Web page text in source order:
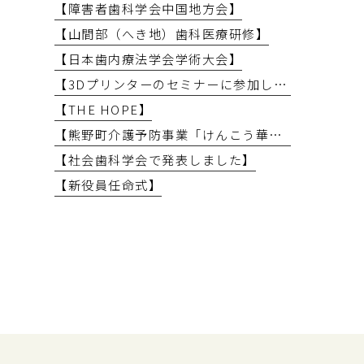
【障害者歯科学会中国地方会】
【山間部（へき地）歯科医療研修】
【日本歯内療法学会学術大会】
【3Dプリンターのセミナーに参加しました】
【THE HOPE】
【熊野町介護予防事業「けんこう華齢教室」で講義を行いました】
【社会歯科学会で発表しました】
【新役員任命式】